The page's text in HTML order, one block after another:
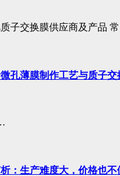
子交换膜供应商及产品
孔薄膜制作工艺与质子
：生产难度大，价格也不